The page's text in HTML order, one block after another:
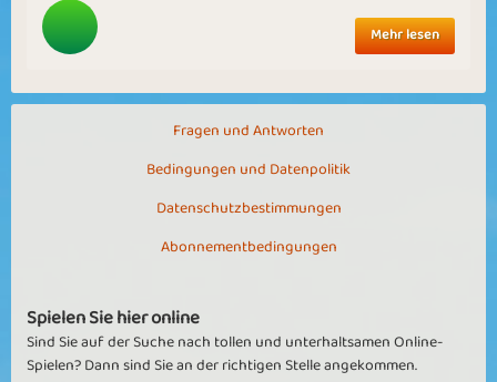
Mehr lesen
Fragen und Antworten
Bedingungen und Datenpolitik
Datenschutzbestimmungen
Abonnementbedingungen
Spielen Sie hier online
Sind Sie auf der Suche nach tollen und unterhaltsamen Online-
Spielen? Dann sind Sie an der richtigen Stelle angekommen.